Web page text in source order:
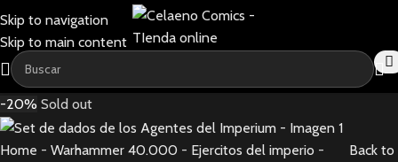
Skip to navigation
Skip to main content
-20% Sold out
Home - Warhammer 40.000 - Ejercitos del imperio -
Back to